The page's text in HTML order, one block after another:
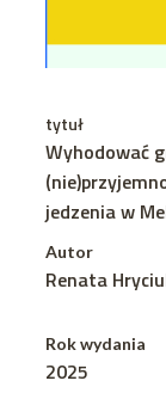
tytuł
Wyhodować
jedzenia w
Autor
Renata
Rok wydania
2025